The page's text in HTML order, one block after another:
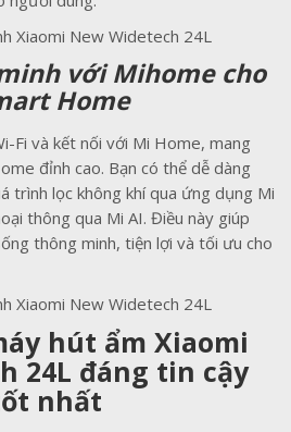
với Mihome cho
Home
Fi và kết nối với Mi Home, mang
đỉnh cao. Bạn có thể dễ dàng
trình lọc không khí qua ứng dụng Mi
thông qua Mi AI. Điều này giúp
thông minh, tiện lợi và tối ưu cho
hút ẩm Xiaomi
24L đáng tin cậy
nhất